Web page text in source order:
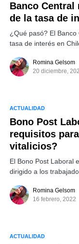
Banco Central
de la tasa de
¿Qué pasó? El
tasa de interés en
Romina Gelsom
20 diciembre,
ACTUALIDAD
Bono Post
requisitos
vitalicios?
El Bono Post Laboral
dirigido a los
Romina Gelsom
16 febrero, 2022
ACTUALIDAD